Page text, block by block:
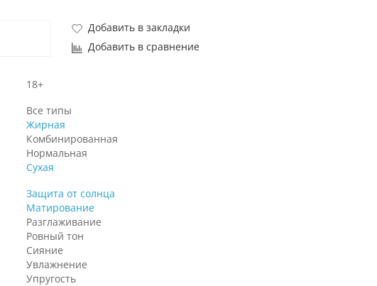
Добавить в закладки
Добавить в сравнение
18+
Все типы
Жирная
Комбинированная
Нормальная
Сухая
Защита от солнца
Матирование
Разглаживание
Ровный тон
Сияние
Увлажнение
Упругость